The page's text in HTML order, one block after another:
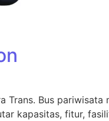
Trans. Bus
kapasitas, fitur,